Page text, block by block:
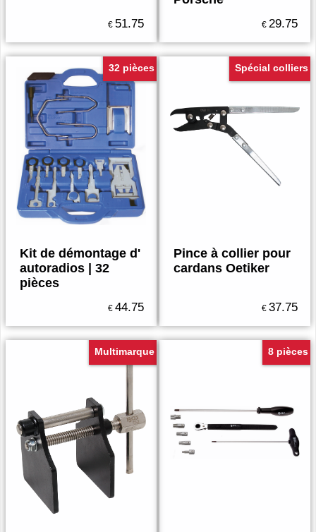
€ 51.75 € 29.75
32 pièces
Kit de démontage d'
autoradios | 32
pièces
€ 44.75
Spécial colliers
Pince à collier pour
cardans Oetiker
€ 37.75
Multimarque 8 pièces